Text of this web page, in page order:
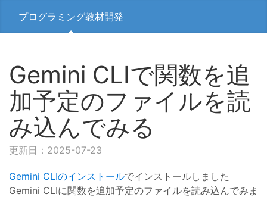
プログラミング教材開発
Gemini CLIで関数を追
加予定のファイルを読
み込んでみる
更新日：2025-07-23
Gemini CLIのインストールでインストールしました
Gemini CLIに関数を追加予定のファイルを読み込んでみま